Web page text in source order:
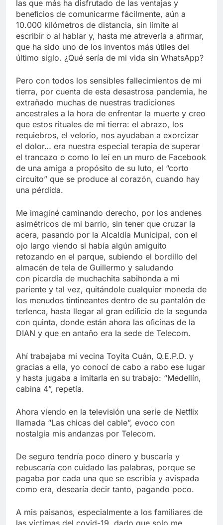
las que más ha disfrutado de las ventajas y
beneﬁcios de comunicarme fácilmente, aún a
10.000 kilómetros de distancia, sin límite al
escribir o al hablar y, hasta me atrevería a aﬁrmar,
que ha sido uno de los inventos más útiles del
último siglo. ¿Qué sería de mi vida sin WhatsApp?
Pero con todos los sensibles fallecimientos de mi
tierra, por cuenta de esta desastrosa pandemia, he
extrañado muchas de nuestras tradiciones
ancestrales a la hora de enfrentar la muerte y creo
que estos rituales de mi tierra: el abrazo, los
requiebros, el velorio, nos ayudaban a exorcizar
el dolor… era nuestra especial terapia de superar
el trancazo o como lo leí en un muro de Facebook
de una amiga a propósito de su luto, el “corto
circuito” que se produce al corazón, cuando hay
una pérdida.
Me imaginé caminando derecho, por los andenes
asimétricos de mi barrio, sin tener que cruzar la
acera, pasando por la Alcaldía Municipal, con el
ojo largo viendo si había algún amiguito
retozando en el parque, subiendo el bordillo del
almacén de tela de Guillermo y saludando
con picardía de muchachita sabihonda a mi
pariente y tal vez, quitándole cualquier moneda de
los menudos tintineantes dentro de su pantalón de
terlenca, hasta llegar al gran ediﬁcio de la segunda
con quinta, donde están ahora las oﬁcinas de la
DIAN y que en antaño era la sede de Telecom.
Ahí trabajaba mi vecina Toyita Cuán, Q.E.P.D. y
gracias a ella, yo conocí de cabo a rabo ese lugar
y hasta jugaba a imitarla en su trabajo: “Medellín,
cabina 4”, repetía.
Ahora viendo en la televisión una serie de Netﬂix
llamada “Las chicas del cable”, evoco con
nostalgia mis andanzas por Telecom.
De seguro tendría poco dinero y buscaría y
rebuscaría con cuidado las palabras, porque se
pagaba por cada una que se escribía y avispada
como era, desearía decir tanto, pagando poco.
A mis paisanos, especialmente a los familiares de